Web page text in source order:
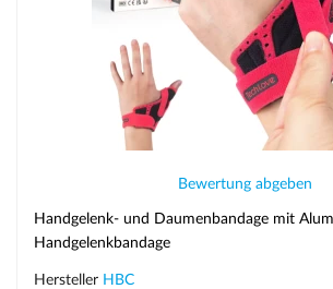
Bewertung abgeben
Handgelenk- und Daumenbandage mit
Handgelenkbandage
Hersteller HBC